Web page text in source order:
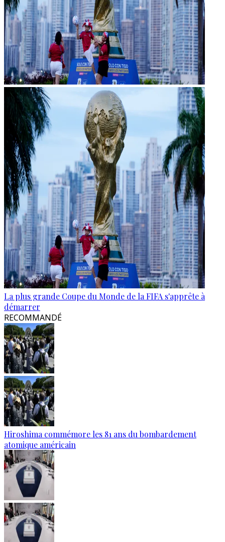
La plus grande Coupe du Monde de la FIFA s'apprête à
démarrer
RECOMMANDÉ
Hiroshima commémore les 81 ans du bombardement
atomique américain